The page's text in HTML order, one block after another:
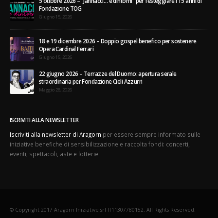
Fondazione TOG
Giugno 15, 2026
18 e 19 dicembre 2026 – Doppio gospel benefico per sostenere
Opera Cardinal Ferrari
Giugno 15, 2026
22 giugno 2026 – Terrazze del Duomo: apertura serale
straordinaria per Fondazione Cieli Azzurri
Maggio 28, 2026
ISCRIVITI ALLA NEWSLETTER
Iscriviti alla newsletter di Aragorn per essere sempre informato sulle
iniziative benefiche di sensibilizzazione e raccolta fondi: concerti,
eventi, spettacoli, aste e lotterie
© Copyright 2017 Aragorn Iniziative srl IT11307780152. All Rights Reserved.